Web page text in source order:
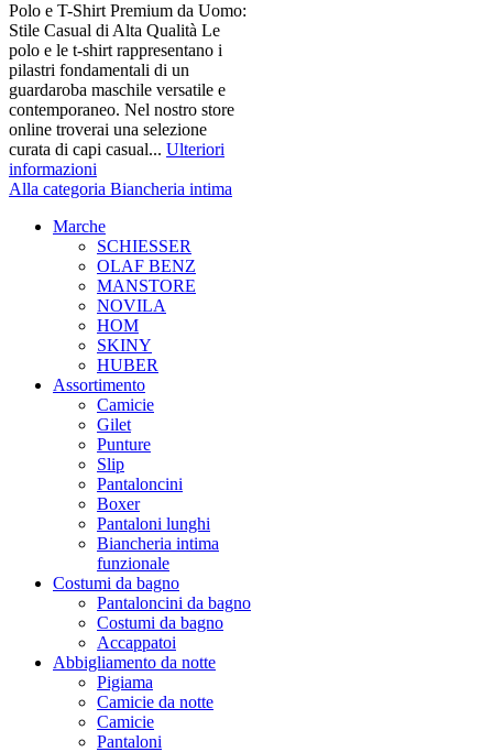
Polo e T-Shirt Premium da Uomo:
Stile Casual di Alta Qualità Le
polo e le t-shirt rappresentano i
pilastri fondamentali di un
guardaroba maschile versatile e
contemporaneo. Nel nostro store
online troverai una selezione
curata di capi casual... Ulteriori
informazioni
Alla categoria Biancheria intima
Marche
SCHIESSER
OLAF BENZ
MANSTORE
NOVILA
HOM
SKINY
HUBER
Assortimento
Camicie
Gilet
Punture
Slip
Pantaloncini
Boxer
Pantaloni lunghi
Biancheria intima
funzionale
Costumi da bagno
Pantaloncini da bagno
Costumi da bagno
Accappatoi
Abbigliamento da notte
Pigiama
Camicie da notte
Camicie
Pantaloni